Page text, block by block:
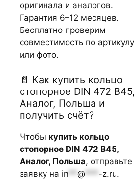
оригинала и аналогов.
Гарантия 6–12 месяцев.
Бесплатно проверим
совместимость по артикулу
или фото.
📄 Как купить кольцо
стопорное DIN 472 В45,
Аналог, Польша и
получить счёт?
Чтобы купить кольцо
стопорное DIN 472 В45,
Аналог, Польша, отправьте
заявку на in ** @ *** -z.ru.